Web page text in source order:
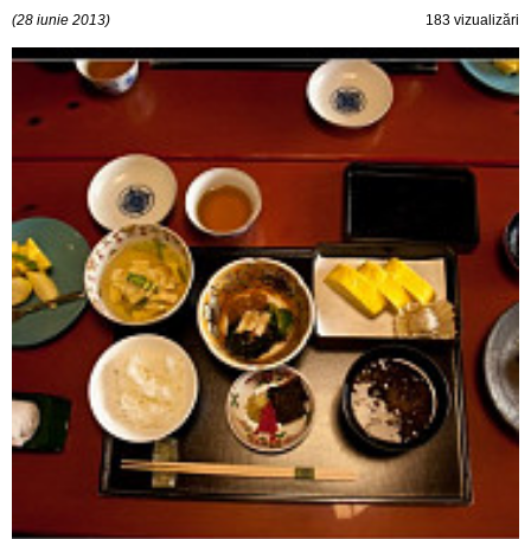
(28 iunie 2013) 183 vizualizări